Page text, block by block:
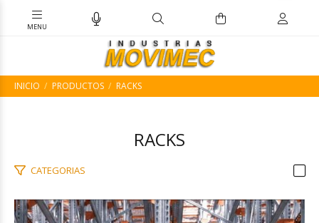
INICIO PRODUCTOS RACKS
RACKS
CATEGORIAS